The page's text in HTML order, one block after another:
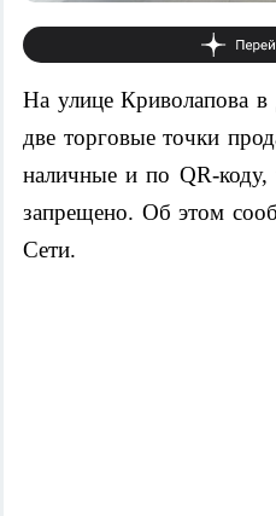
На улице Криволапова
две торговые точки
наличные и по QR-коду,
запрещено. Об этом
Сети.